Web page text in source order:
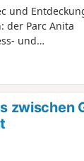
und
der Parc Anita
und
in dem seit
wurden.
Bänke
mit
Picknicktische.
zwischen